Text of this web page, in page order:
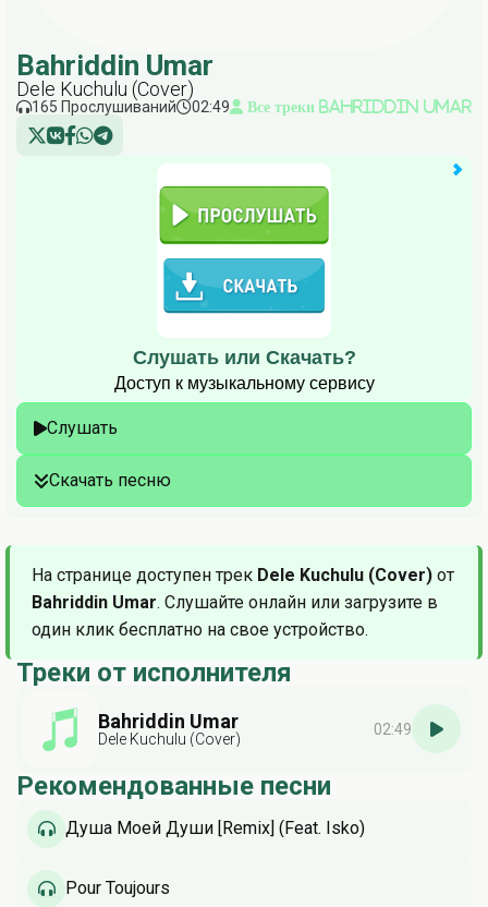
Bahriddin Umar
Dele Kuchulu (Cover)
165 Прослушиваний 02:49 Все треки Bahriddin Umar
Слушать или Скачать?
Доступ к музыкальному сервису
Слушать
Скачать песню
На странице доступен трек Dele Kuchulu (Cover) от
Bahriddin Umar. Слушайте онлайн или загрузите в
один клик бесплатно на свое устройство.
Треки от исполнителя
Bahriddin Umar
Dele Kuchulu (Cover)
02:49
Рекомендованные песни
Душа Моей Души [Remix] (Feat. Isko)
Pour Toujours